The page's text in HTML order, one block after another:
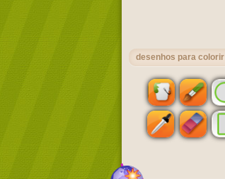
desenhos para colorir